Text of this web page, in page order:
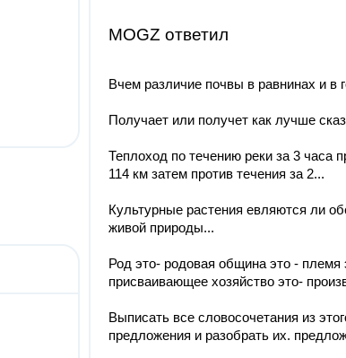
MOGZ ответил
Вчем различие почвы в равнинах и в
Получает или получет как лучше
Теплоход по течению реки за 3 часа
114 км затем против течения за 2...
Культурные растения евляются ли
живой природы...
Род это- родовая община это - племя
присваивающее хозяйство это-
Выписать все словосочетания из
предложения и разобрать их.